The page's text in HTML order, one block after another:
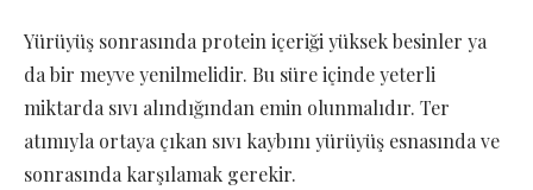
Yürüyüş sonrasında protein içeriği yüksek besinler ya
da bir meyve yenilmelidir. Bu süre içinde yeterli
miktarda sıvı alındığından emin olunmalıdır. Ter
atımıyla ortaya çıkan sıvı kaybını yürüyüş esnasında ve
sonrasında karşılamak gerekir.